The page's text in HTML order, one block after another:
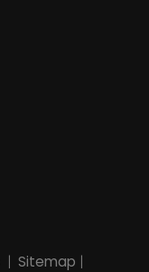
| Sitemap |